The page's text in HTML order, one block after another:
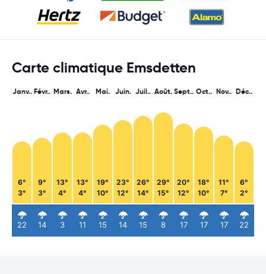
Carte climatique Emsdetten
Janv..
6°
3°
22
Févr..
9°
3°
14
Mars.
13°
4°
3
Avr..
13°
4°
11
Mai.
19°
10°
15
Juin.
23°
12°
14
Juil..
26°
14°
15
Août.
29°
15°
8
Sept..
20°
12°
17
Oct..
18°
10°
17
Nov..
11°
7°
17
Déc..
6°
2°
22